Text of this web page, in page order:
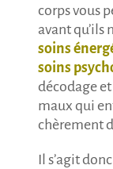
corps vous
avant qu’ils
soins
soins
décodage
maux qui
chèrement
Il s’agit